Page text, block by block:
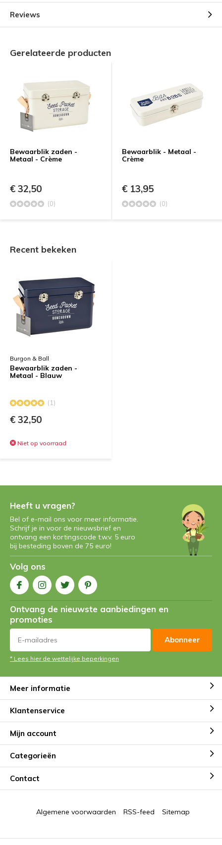
Reviews
Gerelateerde producten
Bewaarblik zaden -
Metaal - Crème
€ 32,50
(0)
Bewaarblik - Metaal -
Crème
€ 13,95
(0)
Recent bekeken
Burgon & Ball
Bewaarblik zaden -
Metaal - Blauw
(1)
€ 32,50
Niet op voorraad
Heeft u vragen?
Bel of e-mail ons voor meer informatie.
Schrijf je in voor de nieuwsbrief en
ontvang een kortingscode t.w.v. 5 euro
bij besteding boven de 75 euro!
Volg ons
Ontvang de nieuwste aanbiedingen en
promoties
Abonneer
* Lees hier de wettelijke beperkingen
Meer informatie
Klantenservice
Mijn account
Categorieën
Contact
Algemene voorwaarden RSS-feed Sitemap